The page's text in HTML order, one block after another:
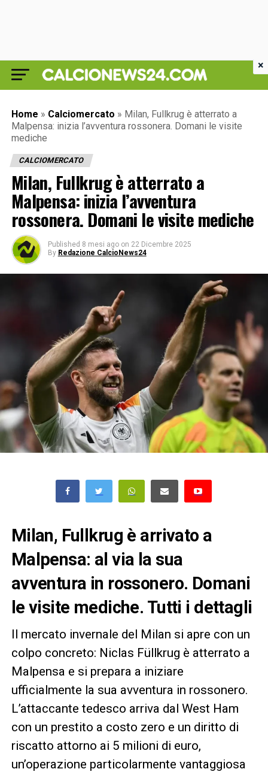
Home » Calciomercato » Milan, Fullkrug è atterrato a
Malpensa: inizia l’avventura rossonera. Domani le visite
mediche
CALCIOMERCATO
Milan, Fullkrug è atterrato a
Malpensa: inizia l’avventura
rossonera. Domani le visite mediche
Published 8 mesi ago on 22 Dicembre 2025
By Redazione CalcioNews24
Milan, Fullkrug è arrivato a
Malpensa: al via la sua
avventura in rossonero. Domani
le visite mediche. Tutti i dettagli
Il mercato invernale del Milan si apre con un
colpo concreto: Niclas Füllkrug è atterrato a
Malpensa e si prepara a iniziare
ufficialmente la sua avventura in rossonero.
L’attaccante tedesco arriva dal West Ham
con un prestito a costo zero e un diritto di
riscatto attorno ai 5 milioni di euro,
un’operazione particolarmente vantaggiosa
×